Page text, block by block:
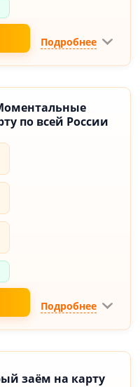
Подробнее
по всей России
Подробнее
заём на карту